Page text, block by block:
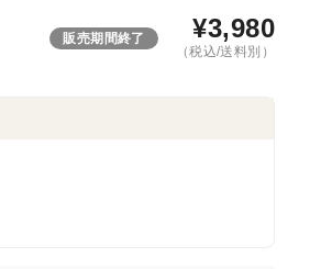
販売期間終了 ¥3,980
（税込/送料別）